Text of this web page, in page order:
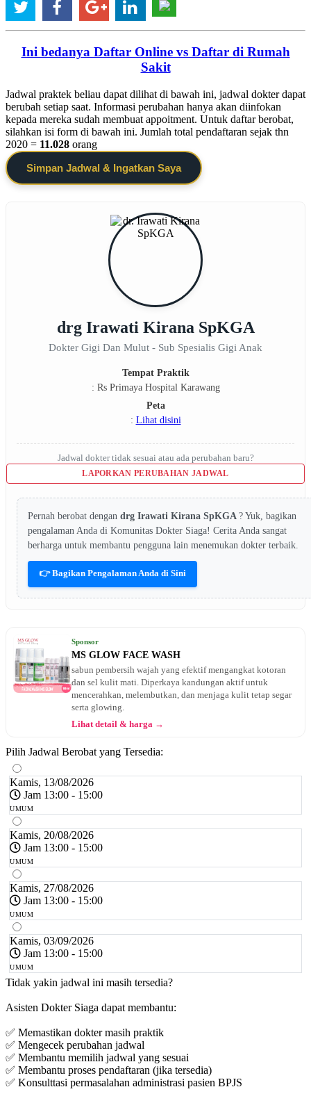
Ini bedanya Daftar Online vs Daftar di Rumah
Sakit
Jadwal praktek beliau dapat dilihat di bawah ini, jadwal dokter dapat
berubah setiap saat. Informasi perubahan hanya akan diinfokan
kepada mereka sudah membuat appoitment. Untuk daftar berobat,
silahkan isi form di bawah ini. Jumlah total pendaftaran sejak thn
2020 = 11.028 orang
Simpan Jadwal & Ingatkan Saya
drg Irawati Kirana SpKGA
Dokter Gigi Dan Mulut - Sub Spesialis Gigi Anak
Tempat Praktik
: Rs Primaya Hospital Karawang
Peta
: Lihat disini
Jadwal dokter tidak sesuai atau ada perubahan baru?
LAPORKAN PERUBAHAN JADWAL
Pernah berobat dengan drg Irawati Kirana SpKGA ? Yuk, bagikan
pengalaman Anda di Komunitas Dokter Siaga! Cerita Anda sangat
berharga untuk membantu pengguna lain menemukan dokter terbaik.
👉 Bagikan Pengalaman Anda di Sini
Sponsor
MS GLOW FACE WASH
sabun pembersih wajah yang efektif mengangkat kotoran
dan sel kulit mati. Diperkaya kandungan aktif untuk
mencerahkan, melembutkan, dan menjaga kulit tetap segar
serta glowing.
Lihat detail & harga →
Pilih Jadwal Berobat yang Tersedia:
Kamis, 13/08/2026
Jam 13:00 - 15:00
UMUM
Kamis, 20/08/2026
Jam 13:00 - 15:00
UMUM
Kamis, 27/08/2026
Jam 13:00 - 15:00
UMUM
Kamis, 03/09/2026
Jam 13:00 - 15:00
UMUM
Tidak yakin jadwal ini masih tersedia?
Asisten Dokter Siaga dapat membantu:
✅ Memastikan dokter masih praktik
✅ Mengecek perubahan jadwal
✅ Membantu memilih jadwal yang sesuai
✅ Membantu proses pendaftaran (jika tersedia)
✅ Konsulttasi permasalahan administrasi pasien BPJS